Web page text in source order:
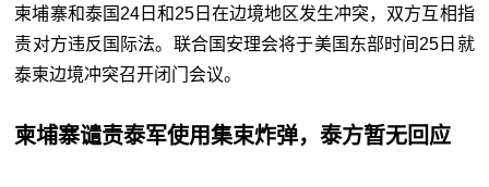
柬埔寨和泰国24日和25日在边境地区发生冲突，双方互相指
责对方违反国际法。联合国安理会将于美国东部时间25日就
泰柬边境冲突召开闭门会议。
柬埔寨谴责泰军使用集束炸弹，泰方暂无回应